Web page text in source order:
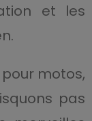
et les
motos,
pas